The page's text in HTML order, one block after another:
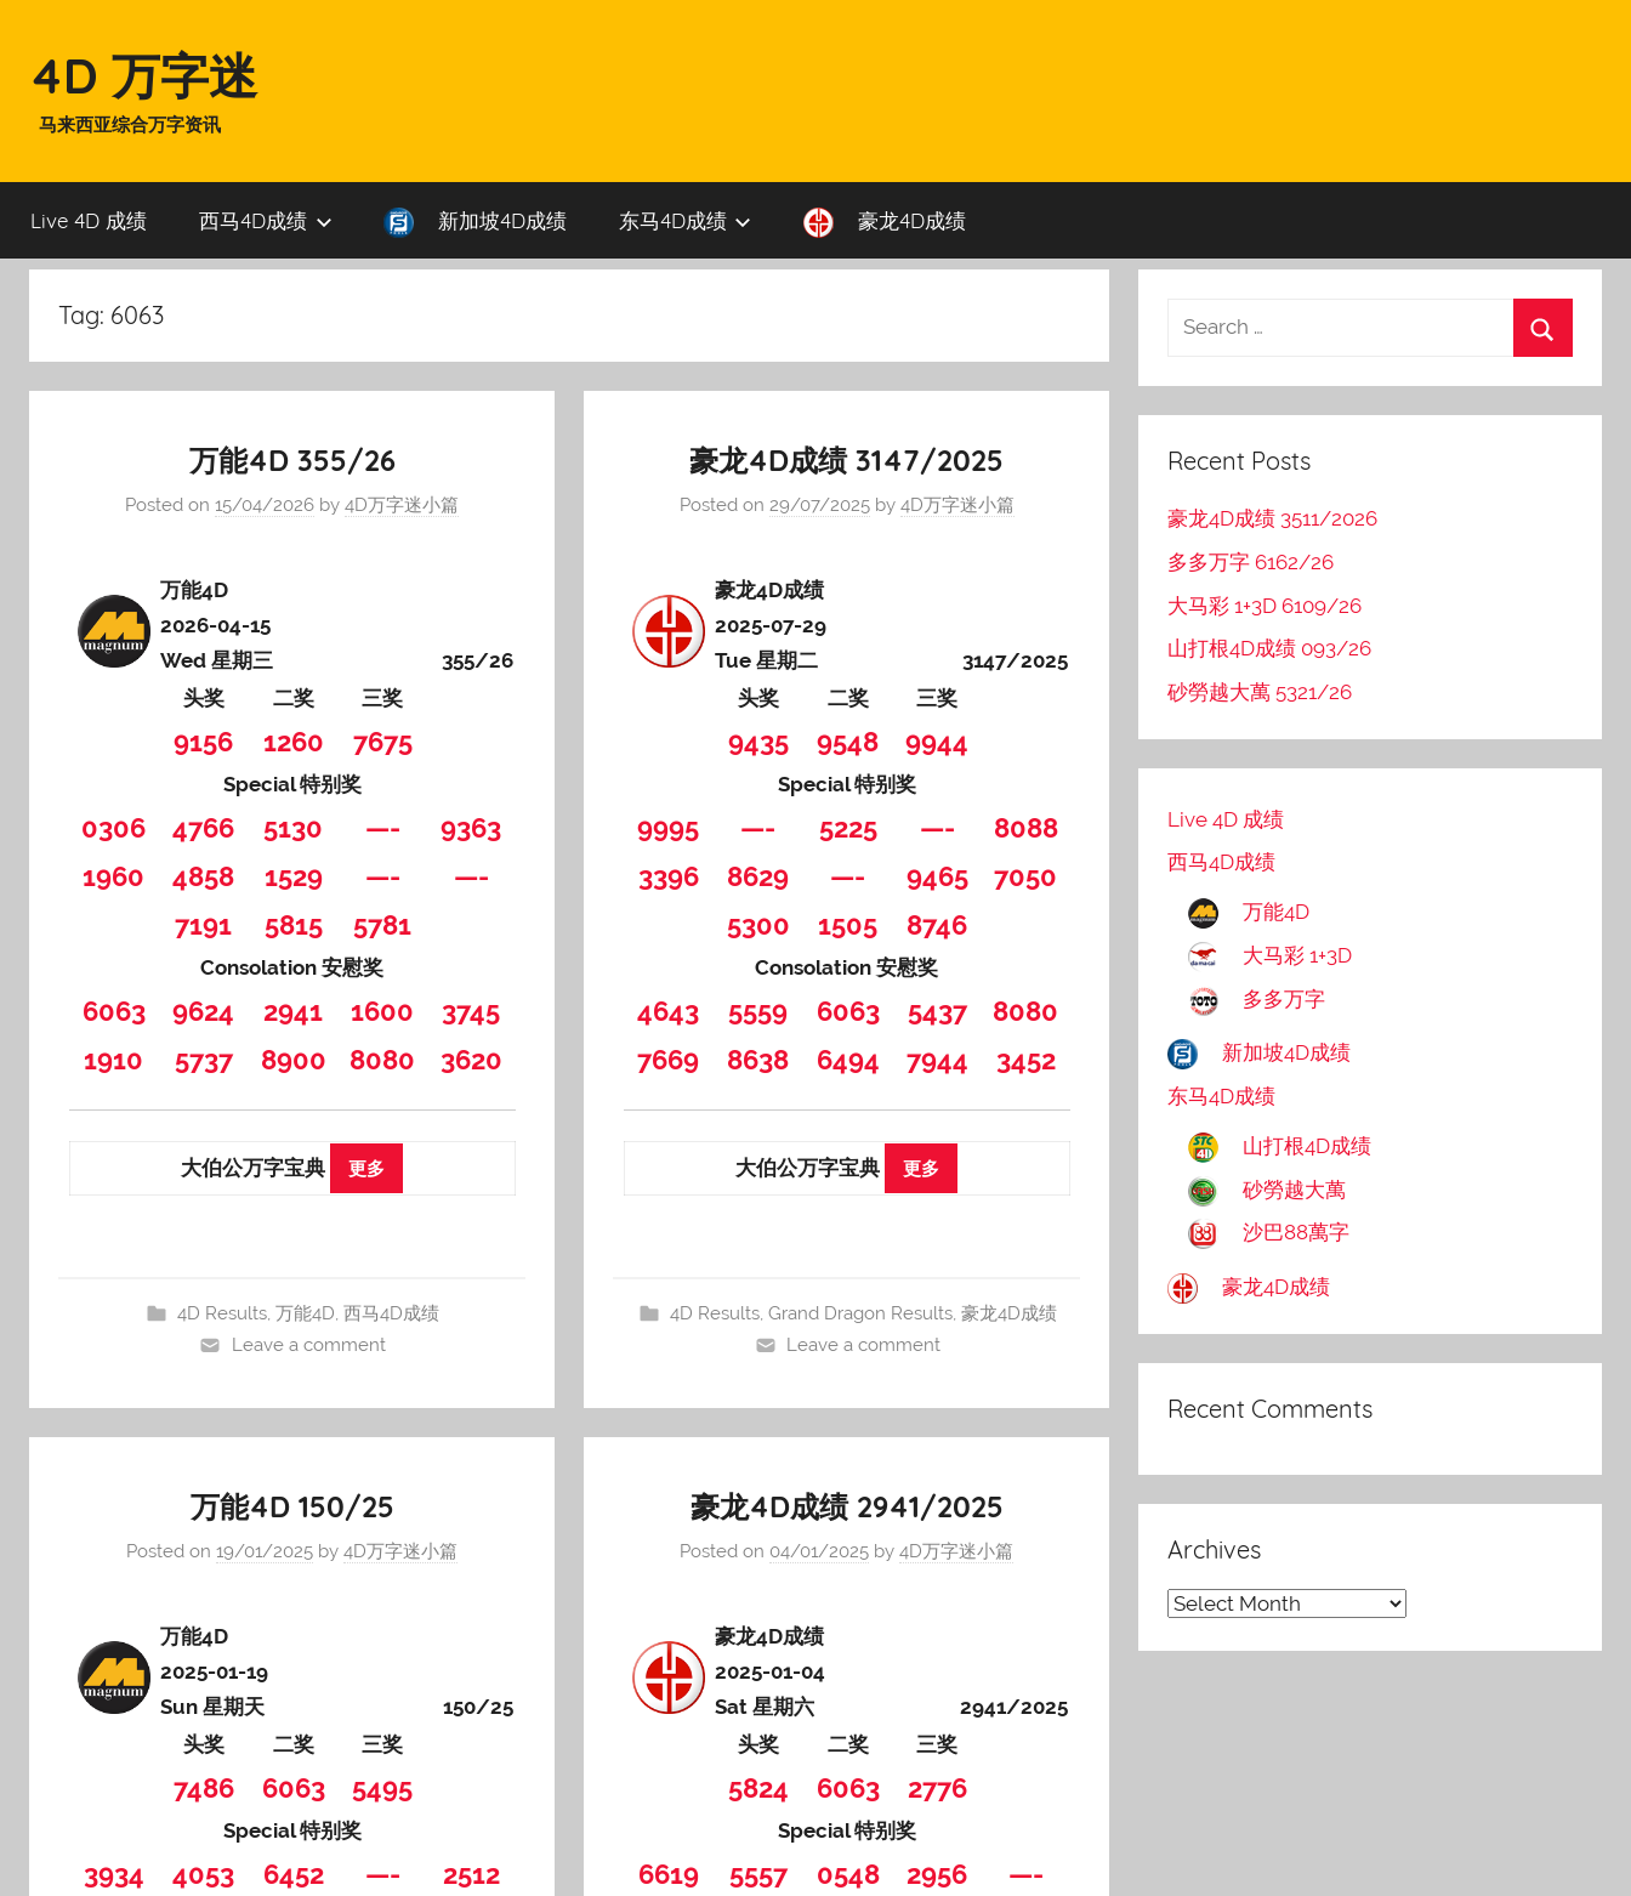
content4D 万字迷
马来西亚综合万字资讯
Live 4D 成绩 西马4D成绩 新加坡4D成绩 东马4D成绩 豪龙4D成绩
Tag: 6063
万能4D 355/26
Posted on15/04/2026 by4D万字迷小篇
万能4D
2026-04-15
Wed 星期三
355/26
头奖
二奖 三奖
9156 1260 7675
Special 特别奖
0306 4766 5130 —-
9363
1960
4858 1529 —-
—-
7191
5815 5781
Consolation 安慰奖
6063 9624 2941 1600
3745
1910
5737 8900 8080 3620
大伯公万字宝典 更多
4D Results,万能4D,西马4D成绩
Leave a comment
豪龙4D成绩 3147/2025
Posted on 29/07/2025by 4D万字迷小篇
豪龙4D成绩
2025-07-29
Tue 星期二
3147/2025
头奖
二奖 三奖
9435 9548 9944
Special 特别奖
9995 —- 5225 —-
8088
3396
8629 —- 9465
7050
5300
1505 8746
Consolation 安慰奖
4643 5559 6063 5437
8080
7669
8638 6494 7944 3452
大伯公万字宝典 更多
4D Results,Grand Dragon Results,豪龙4D成绩
Leave a comment
万能4D 150/25
Posted on19/01/2025 by4D万字迷小篇
万能4D
2025-01-19
Sun 星期天
150/25
头奖
二奖 三奖
7486 6063 5495
Special 特别奖
3934 4053 6452 —-
2512
豪龙4D成绩 2941/2025
Posted on 04/01/2025 by4D万字迷小篇
豪龙4D成绩
2025-01-04
Sat 星期六
2941/2025
头奖
二奖 三奖
5824 6063 2776
Special 特别奖
6619 5557 0548 2956
—-
Recent Posts
豪龙4D成绩 3511/2026
多多万字 6162/26
大马彩 1+3D 6109/26
山打根4D成绩 093/26
砂勞越大萬 5321/26
Live 4D 成绩
西马4D成绩
万能4D
大马彩 1+3D
多多万字
新加坡4D成绩
东马4D成绩
山打根4D成绩
砂勞越大萬
沙巴88萬字
豪龙4D成绩
Recent Comments
Archives
Archives